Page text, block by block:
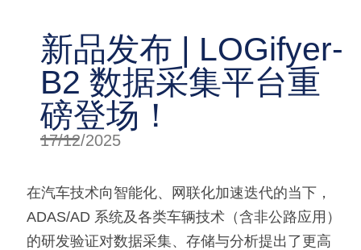
新品发布 | LOGifyer-
B2 数据采集平台重
磅登场！
17/12/2025
在汽车技术向智能化、网联化加速迭代的当下，
ADAS/AD 系统及各类车辆技术（含非公路应用）
的研发验证对数据采集、存储与分析提出了更高